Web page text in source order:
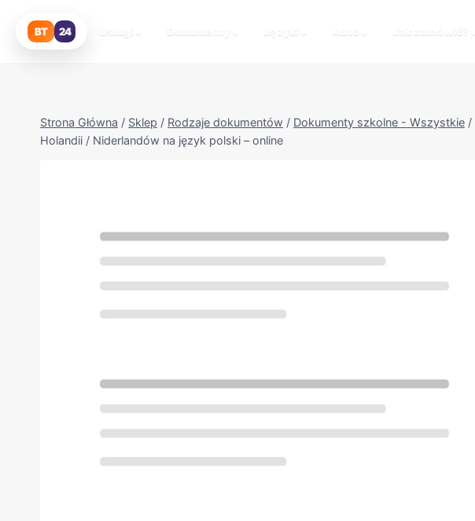
treści
BT 24 Usługi Dokumenty Języki Auto Jak zamówić?
Strona Główna / Sklep / Rodzaje dokumentów / Dokumenty szkolne - Wszystkie /
Holandii / Niderlandów na język polski – online